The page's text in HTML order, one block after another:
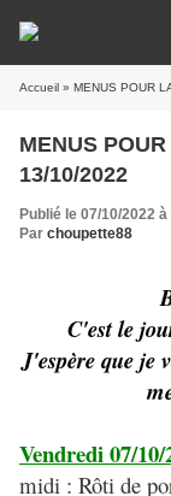
Accueil » MENUS POUR
MENUS
13/10/2022
Publié le 07/10/2022
Par choupette88
C'est le
J'espère que je
Vendredi 07/10/
midi : Rôti de